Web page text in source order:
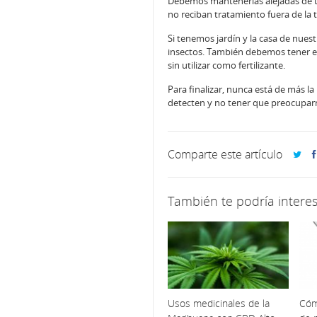
no reciban tratamiento fuera de la
Si tenemos jardín y la casa de
insectos. También debemos tener
sin utilizar como fertilizante.
Para finalizar, nunca está de más
detecten y no tener que
Comparte este artículo
También te podría
Usos medicinales de la